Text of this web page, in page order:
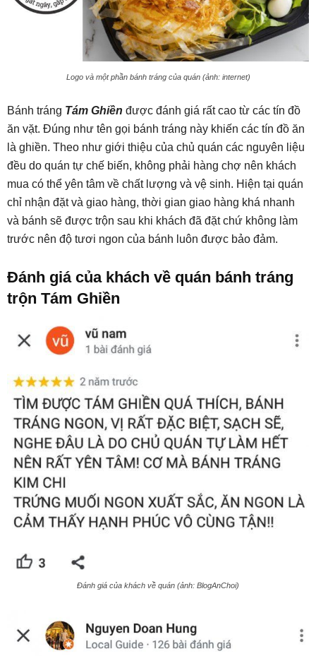
Logo và một phần bánh tráng của quán (ảnh: internet)
Bánh tráng Tám Ghiền được đánh giá rất cao từ các tín đồ
ăn vặt. Đúng như tên gọi bánh tráng này khiến các tín đồ ăn
là ghiền. Theo như giới thiệu của chủ quán các nguyên liệu
đều do quán tự chế biến, không phải hàng chợ nên khách
mua có thể yên tâm về chất lượng và vệ sinh. Hiện tại quán
chỉ nhận đặt và giao hàng, thời gian giao hàng khá nhanh
và bánh sẽ được trộn sau khi khách đã đặt chứ không làm
trước nên độ tươi ngon của bánh luôn được bảo đảm.
Đánh giá của khách về quán bánh tráng
trộn Tám Ghiền
Đánh giá của khách về quán (ảnh: BlogAnChoi)